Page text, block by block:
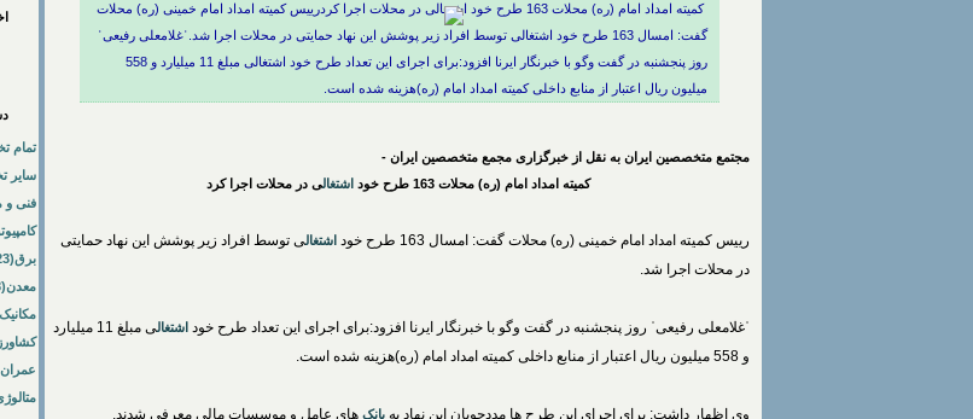
کمیته امداد امام (ره) محلات 163 طرح خود اشتغالی در محلات اجرا کردرییس کمیته امداد امام خمینی (ره) محلات
گفت: امسال 163 طرح خود اشتغالی توسط افراد زیر پوشش این نهاد حمایتی در محلات اجرا شد.ˈغلامعلی رفیعیˈ
روز پنجشنبه در گفت وگو با خبرنگار ایرنا افزود:برای اجرای این تعداد طرح خود اشتغالی مبلغ 11 میلیارد و 558
میلیون ریال اعتبار از منابع داخلی کمیته امداد امام (ره)هزینه شده است.
مجتمع متخصصین ایران به نقل از خبرگزاری مجمع متخصصین ایران -
کمیته امداد امام (ره) محلات 163 طرح خود
اشتغالی در محلات اجرا کرد
رییس کمیته امداد امام خمینی (ره) محلات گفت: امسال 163 طرح خود اشتغالی توسط افراد زیر پوشش این نهاد حمایتی
در محلات اجرا شد.
ˈغلامعلی رفیعیˈ روز پنجشنبه در گفت وگو با خبرنگار ایرنا افزود:برای اجرای این تعداد طرح خود اشتغال
ی مبلغ 11 میلیارد
و 558 میلیون ریال اعتبار از منابع داخلی کمیته امداد امام (ره)هزینه شده است.
وی اظهار داشت: برای اجرای این طرح ها مددجویان این نهاد به بانک های عامل و موسسات مالی معرفی شدند.
تمام
سایر
فنی و
برق(23)
معدن(3)
عمران